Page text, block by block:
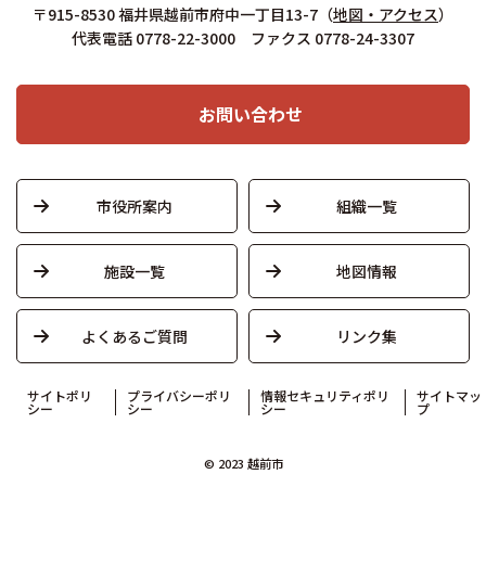
〒915-8530 福井県越前市府中一丁目13-7 （地図・アクセス）
代表電話 0778-22-3000 ファクス 0778-24-3307
お問い合わせ
市役所案内 組織一覧
施設一覧 地図情報
よくあるご質問 リンク集
サイトポリ
シー
プライバシーポリ
シー
情報セキュリティポリ
シー
サイトマッ
プ
© 2023 越前市